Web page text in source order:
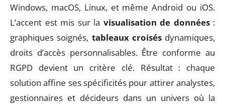
Windows, macOS, Linux, et même Android ou iOS.
L’accent est mis sur la visualisation de données:
graphiques soignés, tableaux croisésdynamiques,
droits d’accès personnalisables. Être conforme au
RGPD devient un critère clé. Résultat : chaque
solution affine ses spécificités pour attirer analystes,
gestionnaires et décideurs dans un univers où la